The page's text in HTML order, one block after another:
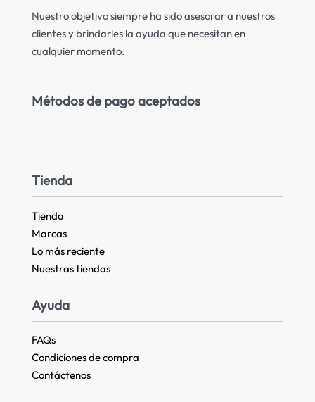
Nuestro objetivo siempre ha sido asesorar a nuestros
clientes y brindarles la ayuda que necesitan en
cualquier momento.
Métodos de pago aceptados
Tienda
Tienda
Marcas
Lo más reciente​
Nuestras tiendas​
Ayuda
FAQs
Condiciones de compra
Contáctenos